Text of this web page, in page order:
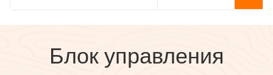
Блок управления